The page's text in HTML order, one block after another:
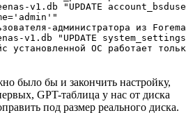
v1.db "UPDATE
администратора из
v1.db "UPDATE
было бы и закончить настройку,
GPT-таблица у нас от диска
под размер реального диска.